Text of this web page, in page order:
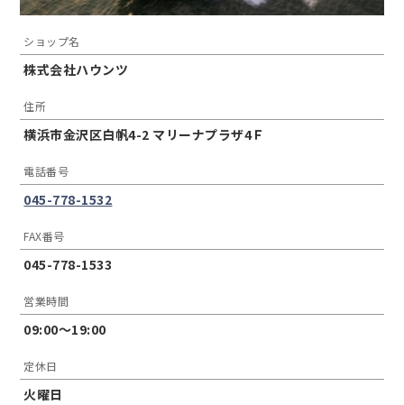
ショップ名
株式会社ハウンツ
住所
横浜市金沢区白帆4-2 マリーナプラザ4Ｆ
電話番号
045-778-1532
FAX番号
045-778-1533
営業時間
09:00〜19:00
定休日
火曜日